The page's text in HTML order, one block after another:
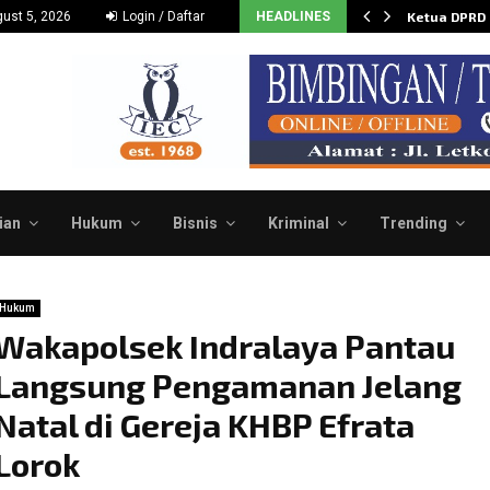
5, 2026 Login / Daftar HEADLINES
dan Dorong Budidaya… Ketua
Hukum Bisnis Kriminal Trending
Hukum
Indralaya Pantau
Pengamanan Jelang
di Gereja KHBP Efrata